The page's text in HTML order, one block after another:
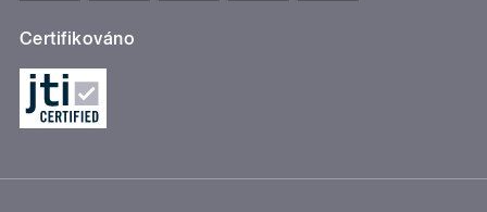
Certifikováno